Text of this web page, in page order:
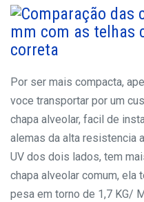
Por ser mais compacta,
voce transportar por um
chapa alveolar, facil de
alemas da alta resistencia
UV dos dois lados, tem
chapa alveolar comum, ela
pesa em torno de 1,7 KG/